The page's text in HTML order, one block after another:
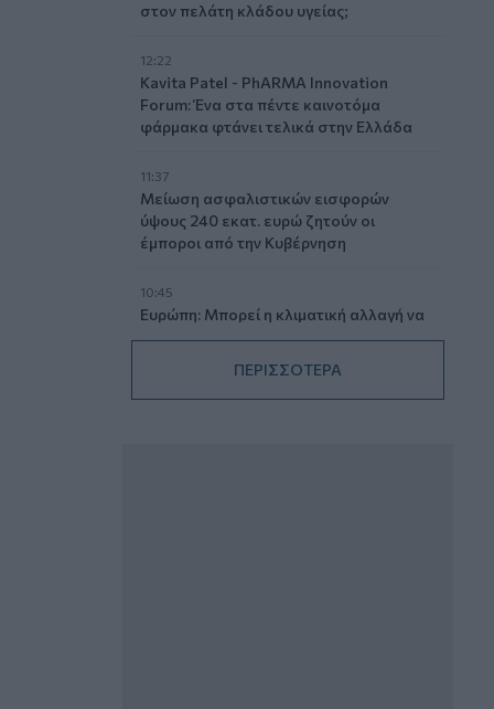
στον πελάτη κλάδου υγείας;
12:22
Kavita Patel - PhARMA Innovation
Forum: Ένα στα πέντε καινοτόμα
φάρμακα φτάνει τελικά στην Ελλάδα
11:37
Μείωση ασφαλιστικών εισφορών
ύψους 240 εκατ. ευρώ ζητούν οι
έμποροι από την Κυβέρνηση
10:45
Ευρώπη: Μπορεί η κλιματική αλλαγή να
οδηγήσει σε ενεργειακή κρίση;
ΠΕΡΙΣΣΟΤΕΡΑ